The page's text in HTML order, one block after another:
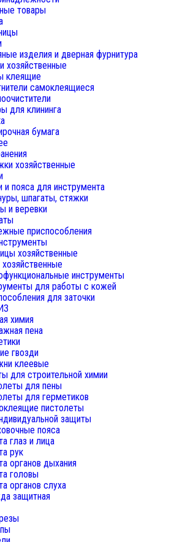
товары
изделия и дверная фурнитура
хозяйственные
клеящие
самоклеящиеся
для клининга
бумага
хозяйственные
и пояса для инструмента
шпагаты, стяжки
и веревки
приспособления
хозяйственные
инструменты
для работы с кожей
для заточки
химия
пена
гвозди
клеевые
для строительной химии
для пены
для герметиков
пистолеты
защиты
пояса
глаз и лица
рук
органов дыхания
головы
органов слуха
защитная